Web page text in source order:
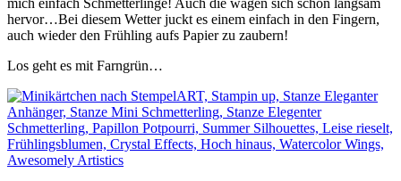
hervor…Bei diesem Wetter juckt es einem einfach in den Fingern,
auch wieder den Frühling aufs Papier zu zaubern!
Los geht es mit Farngrün…